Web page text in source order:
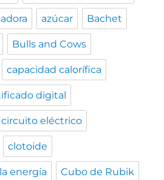
azúcar Bachet
Bulls and Cows
capacidad calorífica
digital
circuito eléctrico
clotoide
energía Cubo de Rubik